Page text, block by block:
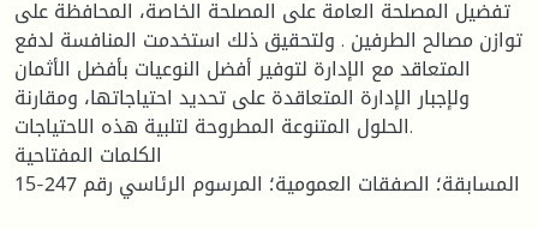
تفضيل المصلحة العامة على المصلحة الخاصة، المحافظة على
توازن مصالح الطرفين . ولتحقيق ذلك استخدمت المنافسة لدفع
المتعاقد مع الإدارة لتوفير أفضل النوعيات بأفضل الأثمان
ولإجبار الإدارة المتعاقدة على تحديد احتياجاتها، ومقارنة
الحلول المتنوعة المطروحة لتلبية هذه الاحتياجات.
الكلمات المفتاحية
المسابقة؛ الصفقات العمومية؛ المرسوم الرئاسي رقم 247-15